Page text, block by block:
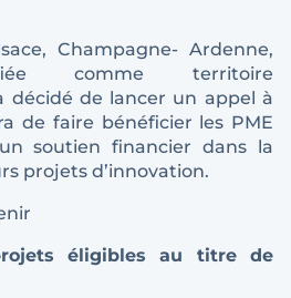
Champagne- Ardenne,
comme territoire
décidé de lancer un appel à
de faire bénéficier les PME
soutien financier dans la
projets d’innovation.
éligibles au titre de